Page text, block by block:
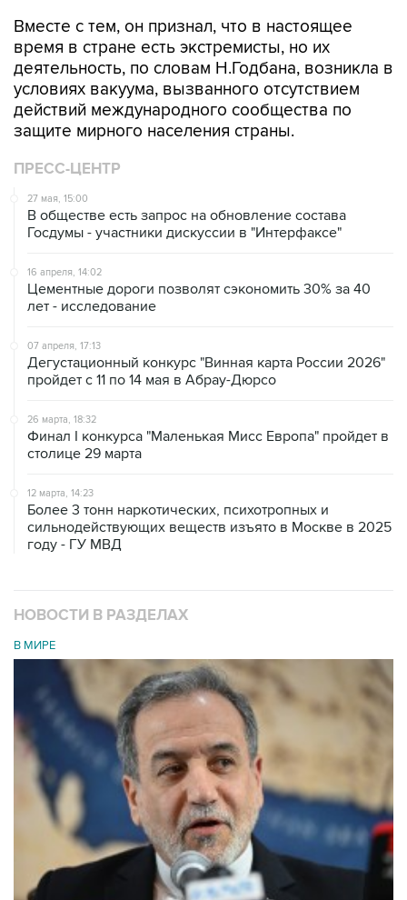
Вместе с тем, он признал, что в настоящее
время в стране есть экстремисты, но их
деятельность, по словам Н.Годбана, возникла в
условиях вакуума, вызванного отсутствием
действий международного сообщества по
защите мирного населения страны.
ПРЕСС-ЦЕНТР
27 мая, 15:00
В обществе есть запрос на обновление состава
Госдумы - участники дискуссии в "Интерфаксе"
16 апреля, 14:02
Цементные дороги позволят сэкономить 30% за 40
лет - исследование
07 апреля, 17:13
Дегустационный конкурс "Винная карта России 2026"
пройдет с 11 по 14 мая в Абрау-Дюрсо
26 марта, 18:32
Финал I конкурса "Маленькая Мисс Европа" пройдет в
столице 29 марта
12 марта, 14:23
Более 3 тонн наркотических, психотропных и
сильнодействующих веществ изъято в Москве в 2025
году - ГУ МВД
НОВОСТИ В РАЗДЕЛАХ
В МИРЕ